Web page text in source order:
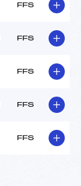
FFS
FFS
FFS
FFS
FFS